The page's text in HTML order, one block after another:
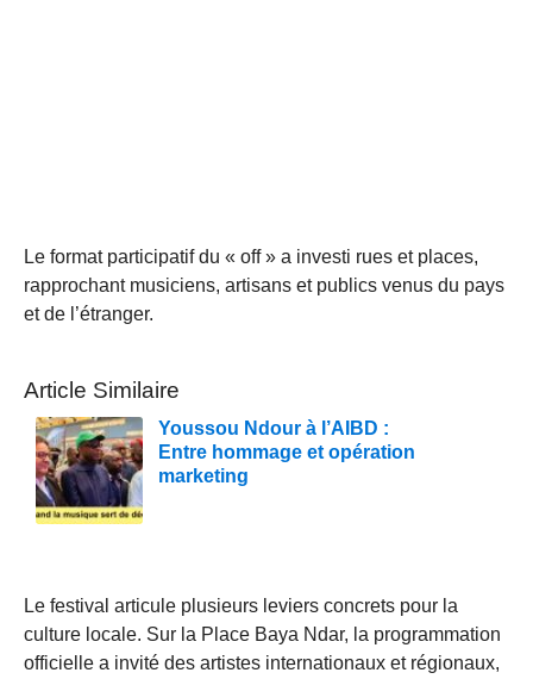
Le format participatif du « off » a investi rues et places,
rapprochant musiciens, artisans et publics venus du pays
et de l’étranger.
Article Similaire
Youssou Ndour à l’AIBD :
Entre hommage et opération
marketing
Le festival articule plusieurs leviers concrets pour la
culture locale. Sur la Place Baya Ndar, la programmation
officielle a invité des artistes internationaux et régionaux,